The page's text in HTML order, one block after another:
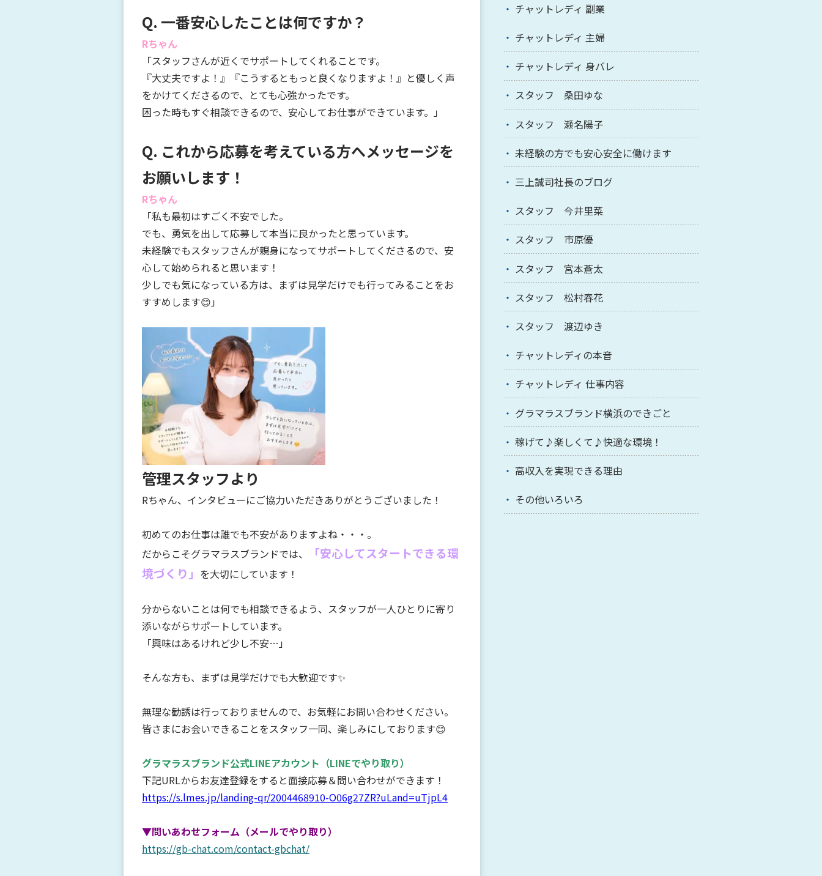
Q. 一番安心したことは何ですか？
Rちゃん
「スタッフさんが近くでサポートしてくれることです。
『大丈夫ですよ！』『こうするともっと良くなりますよ！』と優しく声
をかけてくださるので、とても心強かったです。
困った時もすぐ相談できるので、安心してお仕事ができています。」
Q. これから応募を考えている方へメッセージを
お願いします！
Rちゃん
「私も最初はすごく不安でした。
でも、勇気を出して応募して本当に良かったと思っています。
未経験でもスタッフさんが親身になってサポートしてくださるので、安
心して始められると思います！
少しでも気になっている方は、まずは見学だけでも行ってみることをお
すすめします😊」
管理スタッフより
Rちゃん、インタビューにご協力いただきありがとうございました！
初めてのお仕事は誰でも不安がありますよね・・・。
だからこそグラマラスブランドでは、
「安心してスタートできる環
境づくり」 を大切にしています！
分からないことは何でも相談できるよう、スタッフが一人ひとりに寄り
添いながらサポートしています。
「興味はあるけれど少し不安…」
そんな方も、まずは見学だけでも大歓迎です✨
無理な勧誘は行っておりませんので、お気軽にお問い合わせください。
皆さまにお会いできることをスタッフ一同、楽しみにしております😊
グラマラスブランド公式LINEアカウント （LINEでやり取り）
下記URLからお友達登録をすると面接応募＆問い合わせができます！
https://s.lmes.jp/landing-qr/2004468910-O06g27ZR?uLand=uTjpL4
▼問いあわせフォーム（メールでやり取り）
https://gb-chat.com/contact-gbchat/
チャットレディ 副業
チャットレディ 主婦
チャットレディ 身バレ
スタッフ 桑田ゆな
スタッフ 瀬名陽子
未経験の方でも安心安全に働けます
三上誠司社長のブログ
スタッフ 今井里菜
スタッフ 市原優
スタッフ 宮本蒼太
スタッフ 松村春花
スタッフ 渡辺ゆき
チャットレディの本音
チャットレディ 仕事内容
グラマラスブランド横浜のできごと
稼げて♪楽しくて♪快適な環境！
高収入を実現できる理由
その他いろいろ